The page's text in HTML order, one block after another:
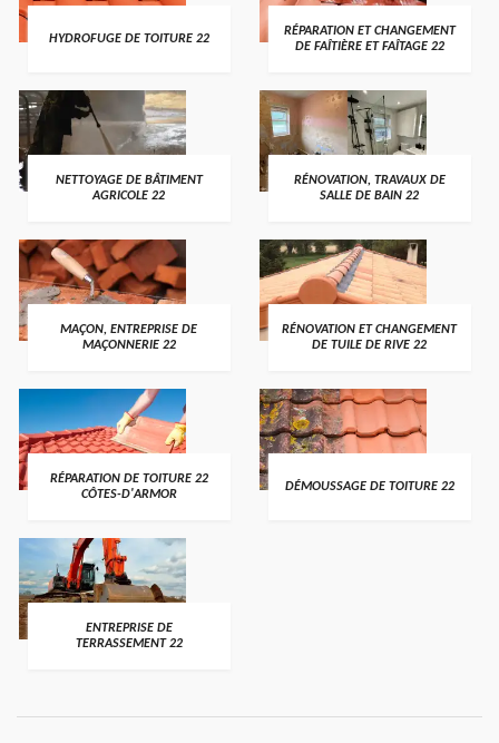
HYDROFUGE DE TOITURE 22
RÉPARATION ET CHANGEMENT
DE FAÎTIÈRE ET FAÎTAGE 22
NETTOYAGE DE BÂTIMENT
AGRICOLE 22
RÉNOVATION, TRAVAUX DE
SALLE DE BAIN 22
MAÇON, ENTREPRISE DE
MAÇONNERIE 22
RÉNOVATION ET CHANGEMENT
DE TUILE DE RIVE 22
RÉPARATION DE TOITURE 22
CÔTES-D'ARMOR
DÉMOUSSAGE DE TOITURE 22
ENTREPRISE DE
TERRASSEMENT 22